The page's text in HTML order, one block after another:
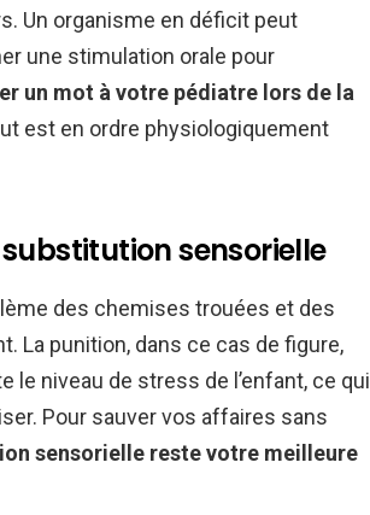
Un organisme en déficit peut
une stimulation orale pour
un mot à votre pédiatre lors de la
est en ordre physiologiquement
sensorielle
des chemises trouées et des
La punition, dans ce cas de figure,
niveau de stress de l’enfant, ce qui
Pour sauver vos affaires sans
sensorielle reste votre meilleure